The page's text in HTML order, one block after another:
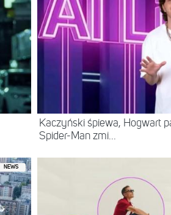
Kaczyński śpiewa, Hogwart
Spider-Man zmi...
NEWS